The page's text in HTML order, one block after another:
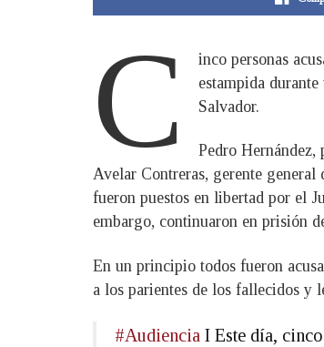
C
inco personas
estampida
Salvador.
Pedro
Avelar Contreras, gerente
fueron puestos en libertad por el
embargo, continuaron en prisión
En un principio todos fueron
a los parientes de los fallecidos y
#Audiencia I Este día,